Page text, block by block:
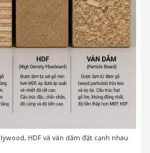
HDF và ván dăm đặt cạnh nhau